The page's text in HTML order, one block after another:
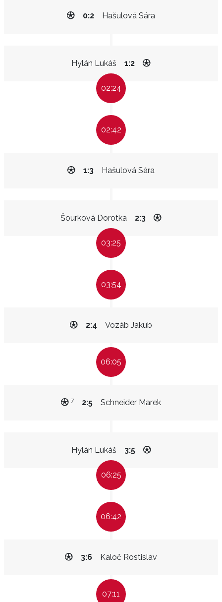
Hašulová Sára
0:2
Hylán Lukáš 1:2
02:24
02:42
Hašulová Sára
1:3
Šourková Dorotka 2:3
03:25
03:54
Vozáb Jakub
2:4
06:05
Schneider Marek
2:5
7
Hylán Lukáš 3:5
06:25
06:42
Kaloč Rostislav
3:6
07:11